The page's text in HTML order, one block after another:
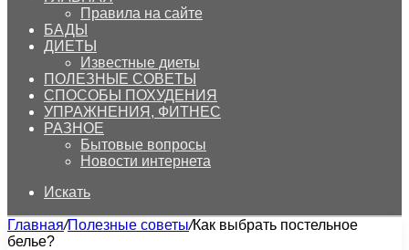
Правила на сайте
БАДЫ
ДИЕТЫ
Известные диеты
ПОЛЕЗНЫЕ СОВЕТЫ
СПОСОБЫ ПОХУДЕНИЯ
УПРАЖНЕНИЯ, ФИТНЕС
РАЗНОЕ
Бытовые вопросы
Новости интернета
Искать
Главная/Полезные советы/Как выбрать постельное
белье?